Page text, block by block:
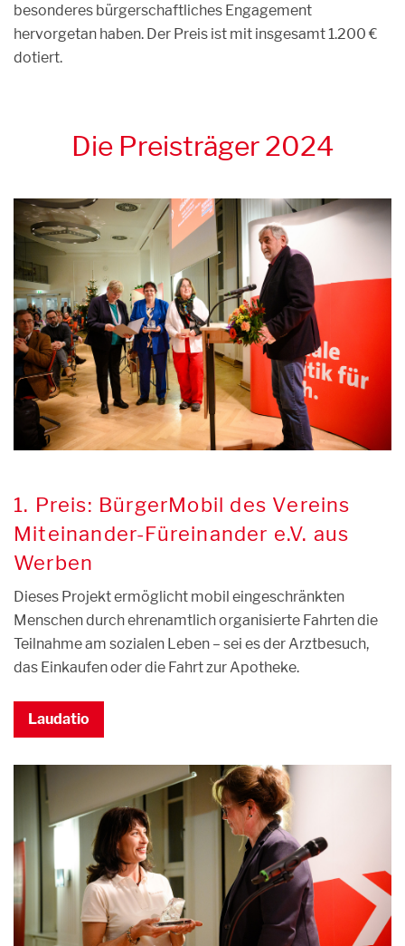
besonderes bürgerschaftliches Engagement
hervorgetan haben. Der Preis ist mit insgesamt 1.200 €
dotiert.
Die Preisträger 2024
1. Preis: BürgerMobil des Vereins
Miteinander-Füreinander e.V. aus
Werben
Dieses Projekt ermöglicht mobil eingeschränkten
Menschen durch ehrenamtlich organisierte Fahrten die
Teilnahme am sozialen Leben – sei es der Arztbesuch,
das Einkaufen oder die Fahrt zur Apotheke.
Laudatio